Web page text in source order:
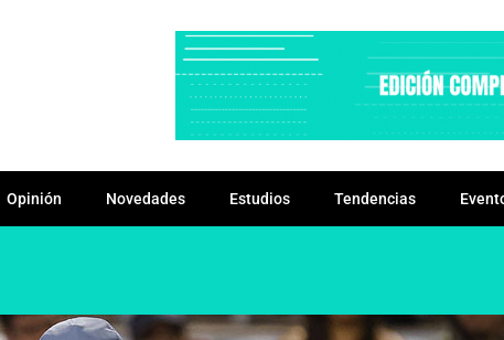
Opinión Novedades Estudios Tendencias